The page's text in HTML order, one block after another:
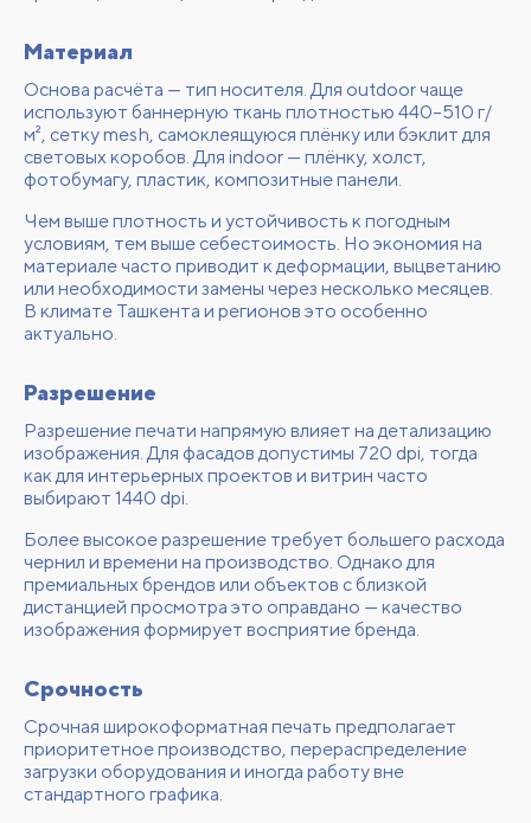
Материал
Основа расчёта — тип носителя. Для outdoor чаще
используют баннерную ткань плотностью 440–510 г/
м², сетку mesh, самоклеящуюся плёнку или бэклит для
световых коробов. Для indoor — плёнку, холст,
фотобумагу, пластик, композитные панели.
Чем выше плотность и устойчивость к погодным
условиям, тем выше себестоимость. Но экономия на
материале часто приводит к деформации, выцветанию
или необходимости замены через несколько месяцев.
В климате Ташкента и регионов это особенно
актуально.
Разрешение
Разрешение печати напрямую влияет на детализацию
изображения. Для фасадов допустимы 720 dpi, тогда
как для интерьерных проектов и витрин часто
выбирают 1440 dpi.
Более высокое разрешение требует большего расхода
чернил и времени на производство. Однако для
премиальных брендов или объектов с близкой
дистанцией просмотра это оправдано — качество
изображения формирует восприятие бренда.
Срочность
Срочная широкоформатная печать предполагает
приоритетное производство, перераспределение
загрузки оборудования и иногда работу вне
стандартного графика.